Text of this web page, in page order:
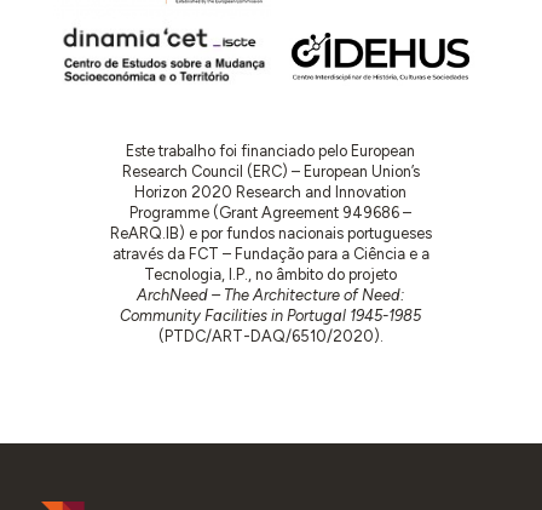
Este trabalho foi financiado pelo European
Research Council (ERC) – European Union’s
Horizon 2020 Research and Innovation
Programme (Grant Agreement 949686 –
ReARQ.IB) e por fundos nacionais portugueses
através da FCT – Fundação para a Ciência e a
Tecnologia, I.P., no âmbito do projeto
ArchNeed – The Architecture of Need:
Community Facilities in Portugal 1945-1985
(PTDC/ART-DAQ/6510/2020).